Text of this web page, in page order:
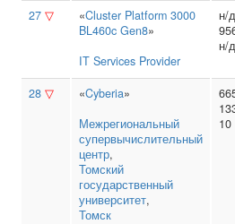
27 ▽ «Cluster Platform 3000
BL460c Gen8»
IT Services Provider
н/д
н/д
28 ▽ «Cyberia»
Межрегиональный
супервычислительный
центр,
Томский
государственный
университет,
Томск
10